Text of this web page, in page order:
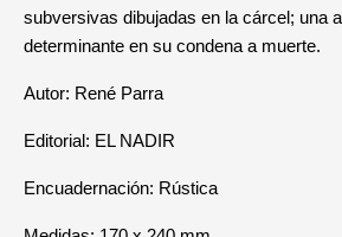
subversivas dibujadas en la cárcel; una
determinante en su condena a muerte.
Autor: René Parra
Editorial: EL NADIR
Encuadernación: Rústica